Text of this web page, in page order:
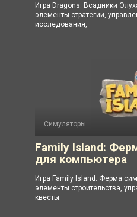
Игра Dragons: Всадники
элементы стратегии,
исследования,
Симуляторы
Family Island:
для компьютера
Игра Family Island: Ферма
элементы строительства,
квесты.